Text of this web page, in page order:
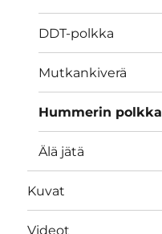
DDT-polkka
Mutkankiverä
Hummerin polkka
Älä jätä
Kuvat
Videot